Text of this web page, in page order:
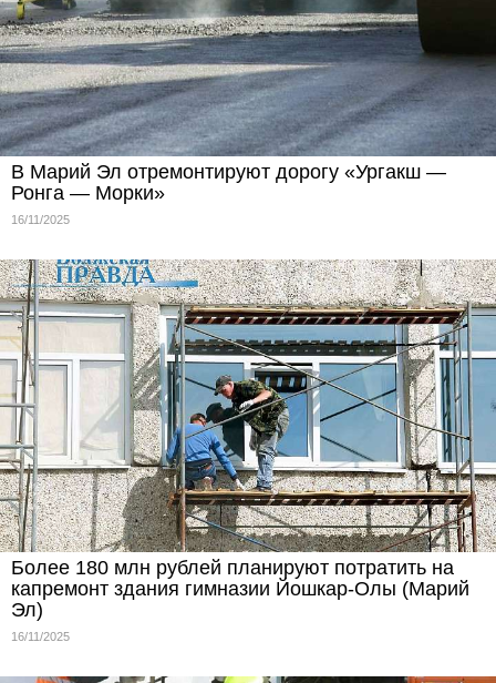
В Марий Эл отремонтируют дорогу «Ургакш —
Ронга — Морки»
16/11/2025
Более 180 млн рублей планируют потратить на
капремонт здания гимназии Йошкар-Олы (Марий
Эл)
16/11/2025